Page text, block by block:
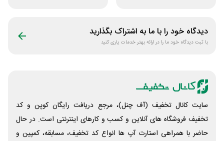
دیدگاه خود را با ما به اشتراک بگذارید
با ثبت دیدگاه خود ما را در ارائه بهتر خدمات یاری کنید
سایت کانال تخفیف (آف چنل)، مرجع دریافت رایگان کوپن و کد
تخفیف فروشگاه های آنلاین و کسب و‌ کارهای اینترنتی است. در حال
حاضر با همراهی استارت آپ ها انواع کد تخفیف، مسابقه، کمپین و